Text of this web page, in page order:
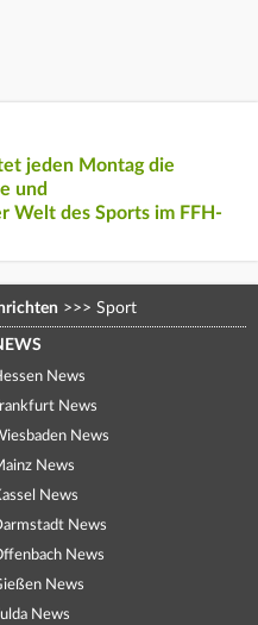
jeden Montag die
und
Welt des Sports im FFH-
>>> Sport
News
News
News
News
News
News
News
News
News